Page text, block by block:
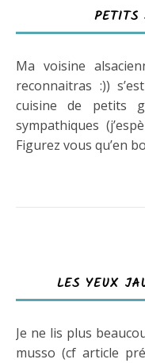
PETITS
Ma voisine alsacienne (si tu passes par la tu te
reconnaitras :))
cuisine de petits
sympathiques
Figurez vous qu’en
LES YEUX
Je ne lis plus beaucoup, mais après avoir dévoré les 3
musso (cf article